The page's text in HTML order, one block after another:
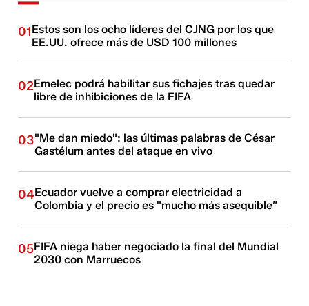
01Estos son los ocho líderes del CJNG por los que
EE.UU. ofrece más de USD 100 millones
02Emelec podrá habilitar sus fichajes tras quedar
libre de inhibiciones de la FIFA
03"Me dan miedo": las últimas palabras de César
Gastélum antes del ataque en vivo
04Ecuador vuelve a comprar electricidad a
Colombia y el precio es "mucho más asequible”
05FIFA niega haber negociado la final del Mundial
2030 con Marruecos